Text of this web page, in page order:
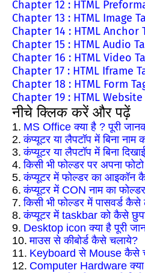
Chapter 12 : HTML
Chapter 13 : HTML Image
Chapter 14 : HTML Anchor
Chapter 15 : HTML Audio
Chapter 16 : HTML Video
Chapter 17 : HTML Iframe
Chapter 18 : HTML Form
Chapter 19 : HTML
नीचे क्लिक करें और पढ़ें
1. MS Office क्या है ? पूरी
2. कंप्यूटर या लैपटॉप में बिना
3. कंप्यूटर या लैपटॉप में बिना
4. किसी भी फोल्डर पर अपना
5. कंप्यूटर में फोल्डर का आइकॉन
6. कंप्यूटर में CON नाम का
7. किसी भी फोल्डर में पासवर्ड
8. कंप्यूटर में taskbar को कैसे
9. Desktop icon क्या है पूरी
10. माउस से कीबोर्ड कैसे चलाये?
11. Keyboard से Mouse कैसे
12. Computer Hardware